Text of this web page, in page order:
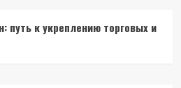
путь к укреплению торговых и